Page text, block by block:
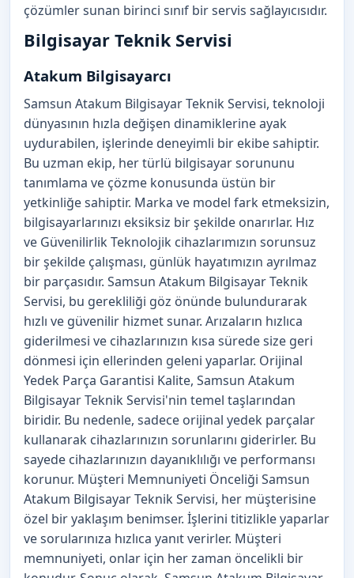
çözümler sunan birinci sınıf bir servis sağlayıcısıdır.
Bilgisayar Teknik Servisi
Atakum Bilgisayarcı
Samsun Atakum Bilgisayar Teknik Servisi, teknoloji
dünyasının hızla değişen dinamiklerine ayak
uydurabilen, işlerinde deneyimli bir ekibe sahiptir.
Bu uzman ekip, her türlü bilgisayar sorununu
tanımlama ve çözme konusunda üstün bir
yetkinliğe sahiptir. Marka ve model fark etmeksizin,
bilgisayarlarınızı eksiksiz bir şekilde onarırlar. Hız
ve Güvenilirlik Teknolojik cihazlarımızın sorunsuz
bir şekilde çalışması, günlük hayatımızın ayrılmaz
bir parçasıdır. Samsun Atakum Bilgisayar Teknik
Servisi, bu gerekliliği göz önünde bulundurarak
hızlı ve güvenilir hizmet sunar. Arızaların hızlıca
giderilmesi ve cihazlarınızın kısa sürede size geri
dönmesi için ellerinden geleni yaparlar. Orijinal
Yedek Parça Garantisi Kalite, Samsun Atakum
Bilgisayar Teknik Servisi'nin temel taşlarından
biridir. Bu nedenle, sadece orijinal yedek parçalar
kullanarak cihazlarınızın sorunlarını giderirler. Bu
sayede cihazlarınızın dayanıklılığı ve performansı
korunur. Müşteri Memnuniyeti Önceliği Samsun
Atakum Bilgisayar Teknik Servisi, her müşterisine
özel bir yaklaşım benimser. İşlerini titizlikle yaparlar
ve sorularınıza hızlıca yanıt verirler. Müşteri
memnuniyeti, onlar için her zaman öncelikli bir